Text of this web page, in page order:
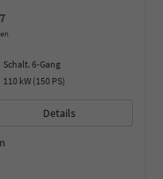
Schalt. 6-Gang
110 kW (150 PS)
Details